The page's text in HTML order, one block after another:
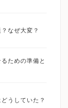
なぜ大変？
ための準備と
うしていた？